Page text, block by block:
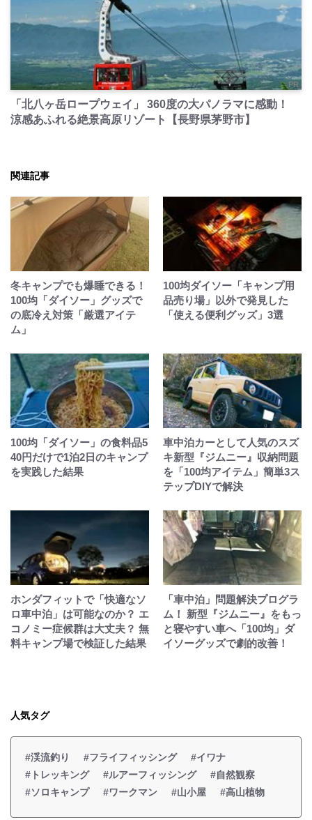
PR
「北八ヶ岳ロープウェイ」 360度の大パノラマに感動！
涼感あふれる絶景高原リゾート【長野県茅野市】
関連記事
冬キャンプでも爆睡できる！
100均「ダイソー」グッズで
の底冷え対策「厳選アイテ
ム」
100均ダイソー「キャンプ用
品売り場」以外で発見した
「使える便利グッズ」3選
100均「ダイソー」の食料品5
40円だけで1泊2日のキャンプ
を実践した結果
車中泊カーとして人気のスズ
キ新型『ジムニー』収納問題
を「100均アイテム」簡単3ス
テップDIYで解決
ホンダフィットで「快適なソ
ロ車中泊」は可能なのか？ エ
コノミー症候群は大丈夫？ 無
料キャンプ場で検証した結果
「車中泊」問題解決プログラ
ム！ 新型『ジムニー』をもっ
と寝やすい車へ「100均」ダ
イソーグッズで劇的改善！
人気タグ
#渓流釣り #フライフィッシング
#イワナ
#トレッキング
#ルアーフィッシング
#自然観察
#ソロキャンプ
#ワークマン #山小屋 #高山植物